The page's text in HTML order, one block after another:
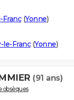
Franc(Yonne)
le-Franc(Yonne)
(91 ans)
obsèques